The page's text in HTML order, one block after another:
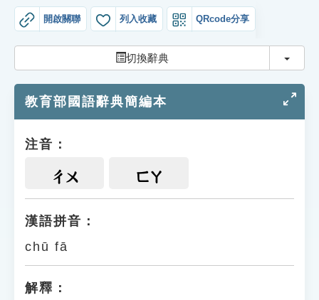
成語故事
索引選單
單字索引
遊戲專區
貓頭鷹博士
開啟關聯 列入收藏 QRcode分享
切換辭典 切換
教育部國語辭典簡編本
注音：
ㄔㄨ ㄈㄚ
漢語拼音：
chū fā
解釋：